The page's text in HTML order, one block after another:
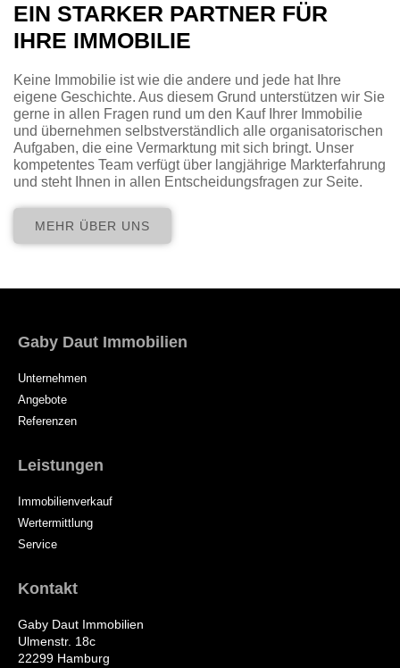
EIN STARKER PARTNER FÜR
IHRE IMMOBILIE
Keine Immobilie ist wie die andere und jede hat Ihre
eigene Geschichte. Aus diesem Grund unterstützen wir Sie
gerne in allen Fragen rund um den Kauf Ihrer Immobilie
und übernehmen selbstverständlich alle organisatorischen
Aufgaben, die eine Vermarktung mit sich bringt. Unser
kompetentes Team verfügt über langjährige Markterfahrung
und steht Ihnen in allen Entscheidungsfragen zur Seite.
MEHR ÜBER UNS
Gaby Daut Immobilien
Unternehmen
Angebote
Referenzen
Leistungen
Immobilienverkauf
Wertermittlung
Service
Kontakt
Gaby Daut Immobilien
Ulmenstr. 18c
22299 Hamburg